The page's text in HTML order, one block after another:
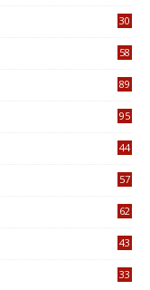
30
58
89
95
44
57
62
43
33